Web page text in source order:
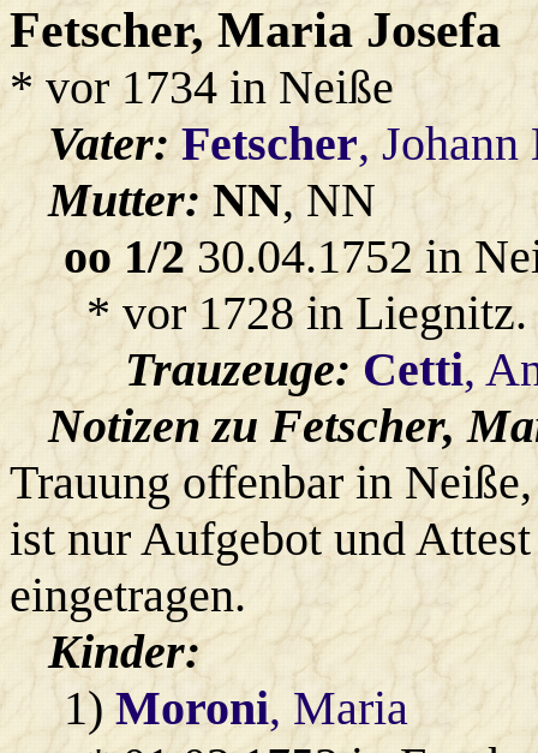
Fetscher, Maria Josefa
* vor 1734 in Neiße
Vater:Fetscher, Johann
Mutter:NN, NN
oo 1/2 30.04.1752 in
* vor 1728 in Liegnitz.
Trauzeuge:Cetti,
Notizen zu Fetscher,
Trauung offenbar in
ist nur Aufgebot und
eingetragen.
Kinder:
1)Moroni, Maria